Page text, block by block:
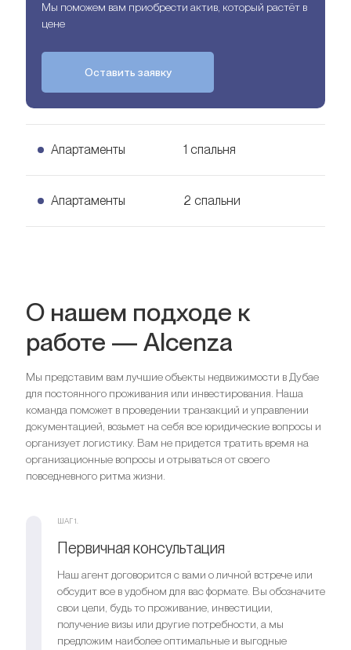
Мы поможем вам приобрести актив, который растёт в
цене
Оставить заявку
Апартаменты 1 спальня
1 спальня Апартаменты
Узнать цену89 кв. м.
Спальни
1
Ванные комнаты
2
Ищете выгодный вариант для
Оставить заявку
Апартаменты 2 спальни
Спальни
Ванные комнаты
Ищете выгодный вариант для
инвестиций?
цене
Оставить заявку
О нашем подходе к
работе — Alcenza
Мы представим вам лучшие объекты недвижимости в Дубае
для постоянного проживания или инвестирования. Наша
команда поможет в проведении транзакций и управлении
документацией, возьмет на себя все юридические вопросы и
организует логистику. Вам не придется тратить время на
организационные вопросы и отрываться от своего
повседневного ритма жизни.
ШАГ 1.
Первичная консультация
Наш агент договорится с вами о личной встрече или
обсудит все в удобном для вас формате. Вы обозначите
свои цели, будь то проживание, инвестиции,
получение визы или другие потребности, а мы
предложим наиболее оптимальные и выгодные